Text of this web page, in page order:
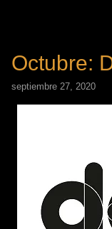
Octubre:
septiembre 27, 2020